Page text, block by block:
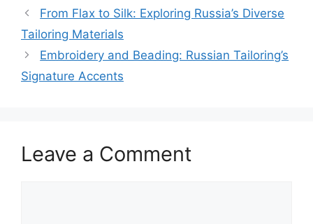
From Flax to Silk: Exploring Russia’s Diverse
Tailoring Materials
Embroidery and Beading: Russian Tailoring’s
Signature Accents
Leave a Comment